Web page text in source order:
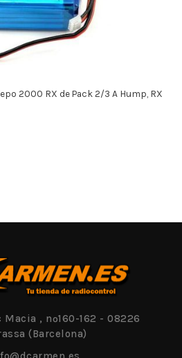
2000 RX de Pack 2/3 A Hump, RX
Macia , nº160-162 - 08226
(Barcelona)